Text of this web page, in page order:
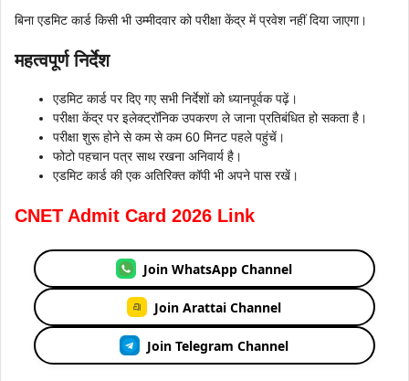
बिना एडमिट कार्ड किसी भी उम्मीदवार को परीक्षा केंद्र में प्रवेश नहीं दिया जाएगा।
महत्वपूर्ण निर्देश
एडमिट कार्ड पर दिए गए सभी निर्देशों को ध्यानपूर्वक पढ़ें।
परीक्षा केंद्र पर इलेक्ट्रॉनिक उपकरण ले जाना प्रतिबंधित हो सकता है।
परीक्षा शुरू होने से कम से कम 60 मिनट पहले पहुंचें।
फोटो पहचान पत्र साथ रखना अनिवार्य है।
एडमिट कार्ड की एक अतिरिक्त कॉपी भी अपने पास रखें।
CNET Admit Card 2026 Link
Join WhatsApp Channel
Join Arattai Channel
Join Telegram Channel